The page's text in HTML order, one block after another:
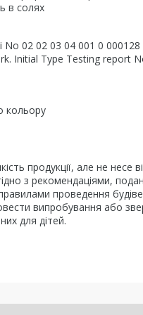
в солях
No 02 02 03 04 001 0
Initial Type Testing report
кольору
продукції, але не несе
з рекомендаціями,
проведення
випробування або
для дітей.